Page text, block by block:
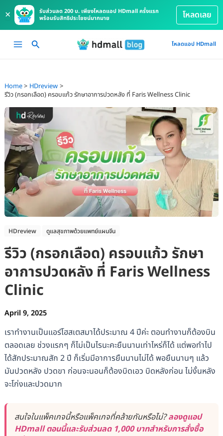
×
รับส่วนลด 200 บ. เพียงโหลดแอป HDmall ครั้งแรก
พร้อมรับสิทธิประโยชน์มากมาย
โหลดเลย
Main
โหลดแอป HDmall
Home
HDreview
รีวิว (กรอกเลือด) ครอบแก้ว รักษาอาการปวดหลัง ที่ Faris Wellness Clinic
HDreview ดูแลสุขภาพด้วยแพทย์แผนจีน
รีวิว (กรอกเลือด) ครอบแก้ว รักษา
อาการปวดหลัง ที่ Faris Wellness
Clinic
April 9, 2025
เราทำงานเป็นแอร์โฮสเตสมาได้ประมาณ 4 ปีค่ะ ตอนทำงานก็ต้องบิน
ตลอดเลย ช่วงแรกๆ ก็ไม่เป็นไรนะคะยืนนานเท่าไหร่ก็ได้ แต่พอทำไป
ได้สักประมาณสัก 2 ปี ก็เริ่มมีอาการยืนนานไม่ได้ พอยืนนานๆ แล้ว
มันปวดหลัง ปวดขา ก่อนจะนอนก็ต้องบิดเอว บิดหลังก่อน ไม่งั้นหลัง
จะโก่งและปวดมาก
สนใจในแพ็คเกจนี้หรือแพ็คเกจที่คล้ายกันหรือไม่?ลองดูแอป
HDmall ตอนนี้และรับส่วนลด 1,000 บาทสำหรับการสั่งซื้อ